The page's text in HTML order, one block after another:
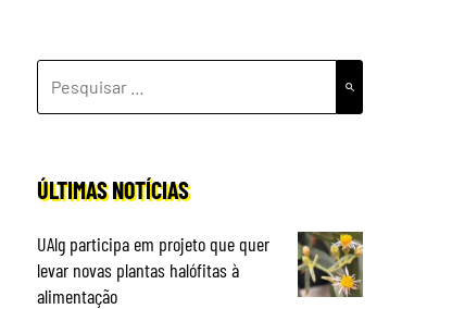
POR:
ÚLTIMAS NOTÍCIAS
UAlg participa em projeto que quer
levar novas plantas halófitas à
alimentação